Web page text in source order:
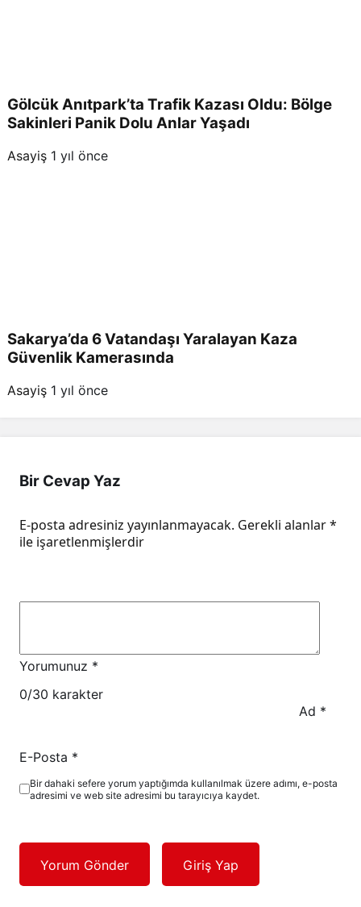
Gölcük Anıtpark’ta Trafik Kazası Oldu: Bölge
Sakinleri Panik Dolu Anlar Yaşadı
Asayiş 1 yıl önce
Sakarya’da 6 Vatandaşı Yaralayan Kaza
Güvenlik Kamerasında
Asayiş 1 yıl önce
Bir Cevap Yaz
E-posta adresiniz yayınlanmayacak. Gerekli alanlar*
ile işaretlenmişlerdir
Yorumunuz *
0/30 karakter
Ad *
E-Posta *
Bir dahaki sefere yorum yaptığımda kullanılmak üzere adımı, e-posta
adresimi ve web site adresimi bu tarayıcıya kaydet.
Yorum Gönder Giriş Yap